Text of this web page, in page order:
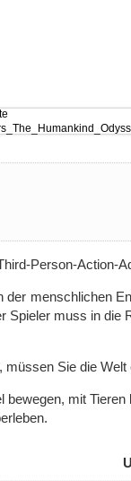
Person-Action-
der menschlichen
Spieler muss in
Sie die
mit